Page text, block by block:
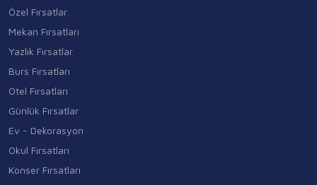
Özel Fırsatlar
Mekan Fırsatları
Yazlık Fırsatlar
Burs Fırsatları
Otel Fırsatları
Günlük Fırsatlar
Ev - Dekorasyon
Okul Fırsatları
Konser Fırsatları